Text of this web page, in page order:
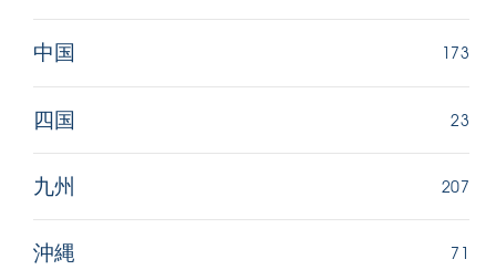
中国 173
四国 23
九州 207
沖縄 71